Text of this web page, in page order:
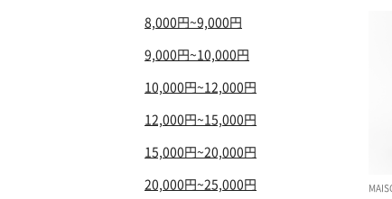
8,000円~9,000円
9,000円~10,000円
10,000円~12,000円
12,000円~15,000円
15,000円~20,000円
20,000円~25,000円